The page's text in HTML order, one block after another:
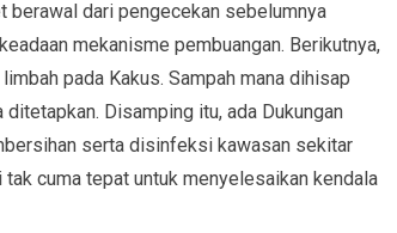
berawal dari pengecekan sebelumnya
mekanisme pembuangan. Berikutnya,
pada Kakus. Sampah mana dihisap
Disamping itu, ada Dukungan
serta disinfeksi kawasan sekitar
cuma tepat untuk menyelesaikan kendala